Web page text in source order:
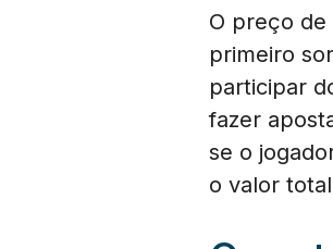
O preço de
primeiro
participar
fazer
se o
o valor